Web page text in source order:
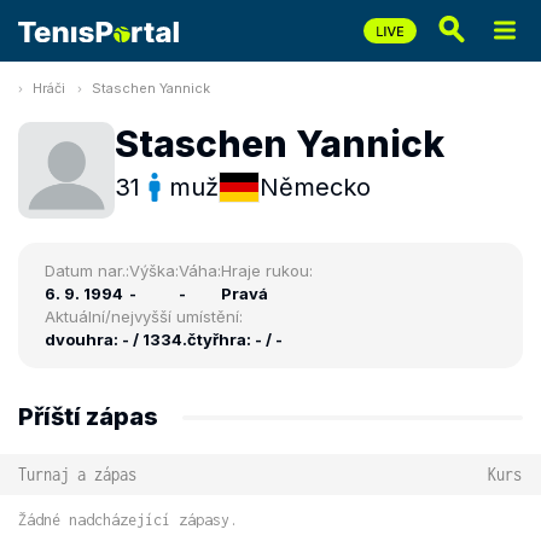
Hráči Staschen Yannick
Staschen Yannick
31 muž Německo
Datum nar.:
6. 9. 1994
Výška:
-
Váha:
-
Hraje rukou:
Pravá
Aktuální/nejvyšší umístění:
dvouhra: - / 1334.čtyřhra: - / -
Příští zápas
Turnaj a zápas Kurs
Žádné nadcházející zápasy.